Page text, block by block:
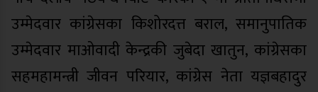
उम्मेदवार कांग्रेसका किशोरदत्त बराल, समानुपातिक
उम्मेदवार माओवादी केन्द्रकी जुबेदा खातुन, कांग्रेसका
सहमहामन्त्री जीवन परियार, कांग्रेस नेता यज्ञबहादुर